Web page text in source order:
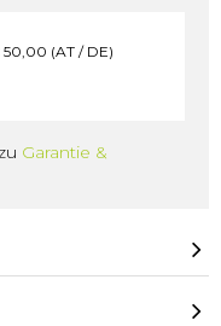
(AT / DE)
Garantie &